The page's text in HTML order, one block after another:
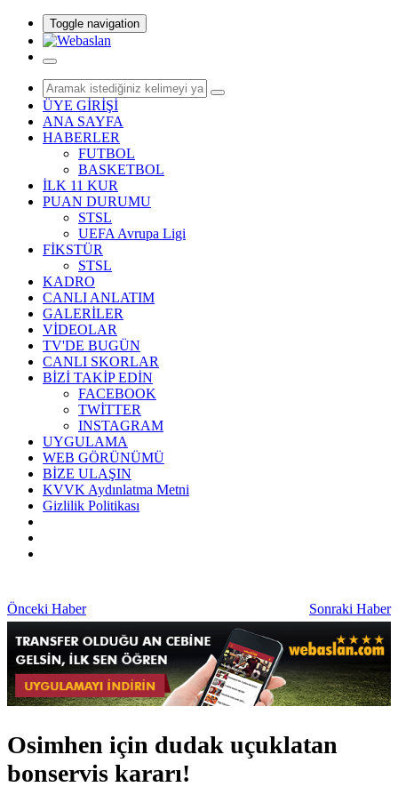
Toggle navigation
ÜYE GİRİŞİ
ANA SAYFA
HABERLER
FUTBOL
BASKETBOL
İLK 11 KUR
PUAN DURUMU
STSL
UEFA Avrupa Ligi
FİKSTÜR
STSL
KADRO
CANLI ANLATIM
GALERİLER
VİDEOLAR
TV'DE BUGÜN
CANLI SKORLAR
BİZİ TAKİP EDİN
FACEBOOK
TWİTTER
INSTAGRAM
UYGULAMA
WEB GÖRÜNÜMÜ
BİZE ULAŞIN
KVVK Aydınlatma Metni
Gizlilik Politikası
Önceki Haber Sonraki Haber
Osimhen için dudak uçuklatan
bonservis kararı!